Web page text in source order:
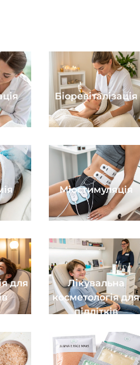
Біоревіталізація
Міостимуляція
для
Лікувальна
косметологія для
підлітків